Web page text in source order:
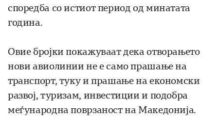
споредба со истиот период од минатата
година.
Овие бројки покажуваат дека отворањето
нови авиолинии не е само прашање на
транспорт, туку и прашање на економски
развој, туризам, инвестиции и подобра
меѓународна поврзаност на Македонија.